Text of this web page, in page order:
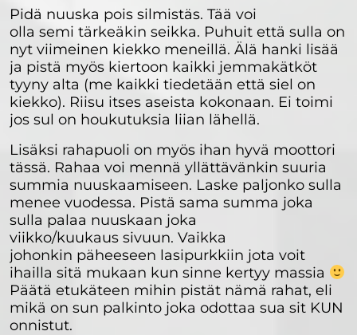
Pidä nuuska pois silmistäs. Tää voi
olla semi tärkeäkin seikka. Puhuit että sulla on
nyt viimeinen kiekko meneillä. Älä hanki lisää
ja pistä myös kiertoon kaikki jemmakätköt
tyyny alta (me kaikki tiedetään että siel on
kiekko). Riisu itses aseista kokonaan. Ei toimi
jos sul on houkutuksia liian lähellä.
Lisäksi rahapuoli on myös ihan hyvä moottori
tässä. Rahaa voi mennä yllättävänkin suuria
summia nuuskaamiseen. Laske paljonko sulla
menee vuodessa. Pistä sama summa joka
sulla palaa nuuskaan joka
viikko/kuukaus sivuun. Vaikka
johonkin päheeseen lasipurkkiin jota voit
ihailla sitä mukaan kun sinne kertyy massia
Päätä etukäteen mihin pistät nämä rahat, eli
mikä on sun palkinto joka odottaa sua sit KUN
onnistut.